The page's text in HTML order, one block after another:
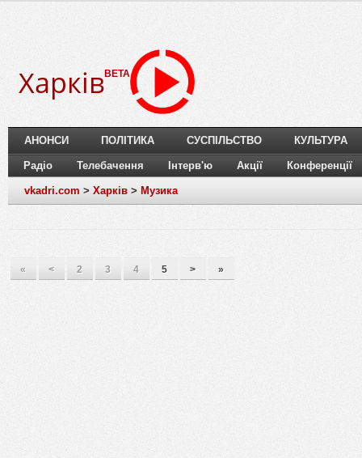
ХарківBETA
АНОНСИ ПОЛІТИКА СУСПІЛЬСТВО КУЛЬТУРА
Радіо Телебачення Інтерв'ю Акції Конференції
vkadri.com > Харків > Музика
« < 2 3 4 5 > »